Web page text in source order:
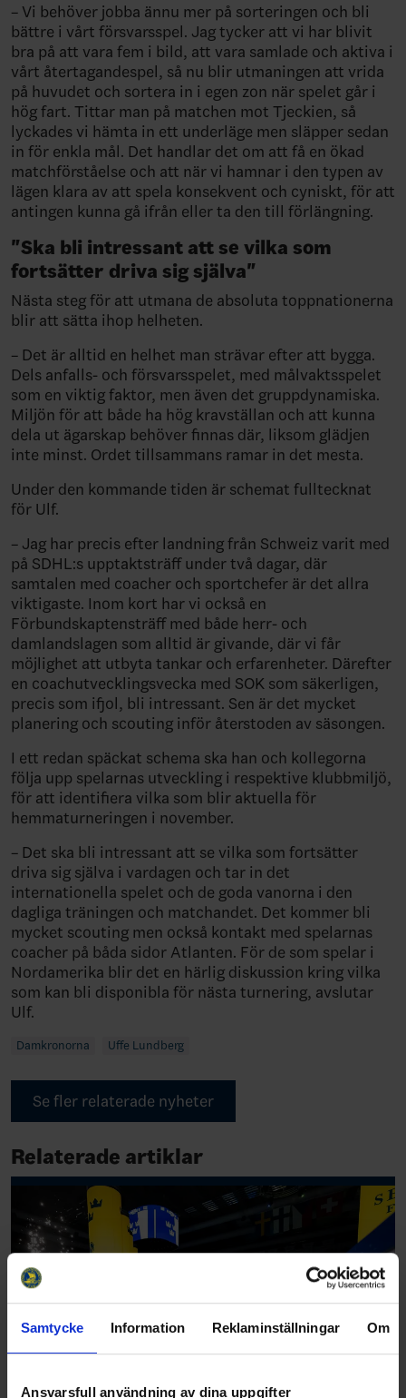
Samtycke Information Reklaminställningar Om
Ansvarsfull användning av dina uppgifter
– Vi behöver jobba ännu mer på sorteringen och bli
bättre i vårt försvarsspel. Jag tycker att vi har blivit
bra på att vara fem i bild, att vara samlade och aktiva i
vårt återtagandespel, så nu blir utmaningen att vrida
på huvudet och sortera in i egen zon när spelet går i
hög fart. Tittar man på matchen mot Tjeckien, så
lyckades vi hämta in ett underläge men släpper sedan
in för enkla mål. Det handlar det om att få en ökad
matchförståelse och att när vi hamnar i den typen av
lägen klara av att spela konsekvent och cyniskt, för att
antingen kunna gå ifrån eller ta den till förlängning.
"Ska bli intressant att se vilka som
fortsätter driva sig själva"
Nästa steg för att utmana de absoluta toppnationerna
blir att sätta ihop helheten.
– Det är alltid en helhet man strävar efter att bygga.
Dels anfalls- och försvarsspelet, med målvaktsspelet
som en viktig faktor, men även det gruppdynamiska.
Miljön för att både ha hög kravställan och att kunna
dela ut ägarskap behöver finnas där, liksom glädjen
inte minst. Ordet tillsammans ramar in det mesta.
Under den kommande tiden är schemat fulltecknat
för Ulf.
– Jag har precis efter landning från Schweiz varit med
på SDHL:s upptaktsträff under två dagar, där
samtalen med coacher och sportchefer är det allra
viktigaste. Inom kort har vi också en
Förbundskaptensträff med både herr- och
damlandslagen som alltid är givande, där vi får
möjlighet att utbyta tankar och erfarenheter. Därefter
en coachutvecklingsvecka med SOK som säkerligen,
precis som ifjol, bli intressant. Sen är det mycket
planering och scouting inför återstoden av säsongen.
I ett redan späckat schema ska han och kollegorna
följa upp spelarnas utveckling i respektive klubbmiljö,
för att identifiera vilka som blir aktuella för
hemmaturneringen i november.
– Det ska bli intressant att se vilka som fortsätter
driva sig själva i vardagen och tar in det
internationella spelet och de goda vanorna i den
dagliga träningen och matchandet. Det kommer bli
mycket scouting men också kontakt med spelarnas
coacher på båda sidor Atlanten. För de som spelar i
Nordamerika blir det en härlig diskussion kring vilka
som kan bli disponibla för nästa turnering, avslutar
Ulf.
Damkronorna Uffe Lundberg
Se fler relaterade nyheter
Relaterade artiklar